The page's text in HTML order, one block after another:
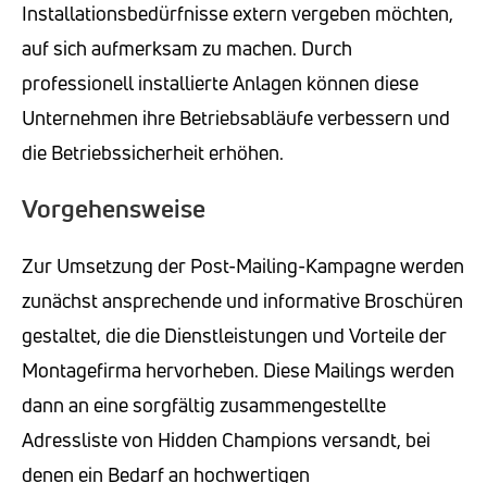
Installationsbedürfnisse extern vergeben möchten,
auf sich aufmerksam zu machen. Durch
professionell installierte Anlagen können diese
Unternehmen ihre Betriebsabläufe verbessern und
die Betriebssicherheit erhöhen.
Vorgehensweise
Zur Umsetzung der Post-Mailing-Kampagne werden
zunächst ansprechende und informative Broschüren
gestaltet, die die Dienstleistungen und Vorteile der
Montagefirma hervorheben. Diese Mailings werden
dann an eine sorgfältig zusammengestellte
Adressliste von Hidden Champions versandt, bei
denen ein Bedarf an hochwertigen